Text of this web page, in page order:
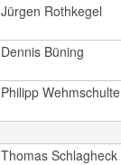
Jürgen Rothkegel
Dennis Büning
Philipp Wehmschulte
Thomas Schlagheck